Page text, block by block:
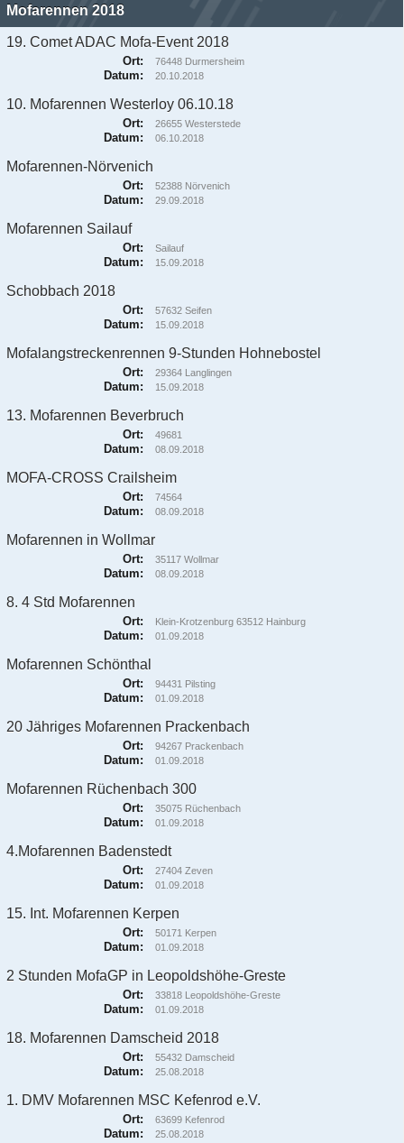
Mofarennen 2018
19. Comet ADAC Mofa-Event 2018
76448 Durmersheim
Ort:
20.10.2018
Datum:
10. Mofarennen Westerloy 06.10.18
26655 Westerstede
Ort:
06.10.2018
Datum:
Mofarennen-Nörvenich
52388 Nörvenich
Ort:
29.09.2018
Datum:
Mofarennen Sailauf
Sailauf
Ort:
15.09.2018
Datum:
Schobbach 2018
57632 Seifen
Ort:
15.09.2018
Datum:
Mofalangstreckenrennen 9-Stunden Hohnebostel
29364 Langlingen
Ort:
15.09.2018
Datum:
13. Mofarennen Beverbruch
49681
Ort:
08.09.2018
Datum:
MOFA-CROSS Crailsheim
74564
Ort:
08.09.2018
Datum:
Mofarennen in Wollmar
35117 Wollmar
Ort:
08.09.2018
Datum:
8. 4 Std Mofarennen
Klein-Krotzenburg 63512 Hainburg
Ort:
01.09.2018
Datum:
Mofarennen Schönthal
94431 Pilsting
Ort:
01.09.2018
Datum:
20 Jähriges Mofarennen Prackenbach
94267 Prackenbach
Ort:
01.09.2018
Datum:
Mofarennen Rüchenbach 300
35075 Rüchenbach
Ort:
01.09.2018
Datum:
4.Mofarennen Badenstedt
27404 Zeven
Ort:
01.09.2018
Datum:
15. Int. Mofarennen Kerpen
50171 Kerpen
Ort:
01.09.2018
Datum:
2 Stunden MofaGP in Leopoldshöhe-Greste
33818 Leopoldshöhe-Greste
Ort:
01.09.2018
Datum:
18. Mofarennen Damscheid 2018
55432 Damscheid
Ort:
25.08.2018
Datum:
1. DMV Mofarennen MSC Kefenrod e.V.
63699 Kefenrod
Ort:
25.08.2018
Datum: